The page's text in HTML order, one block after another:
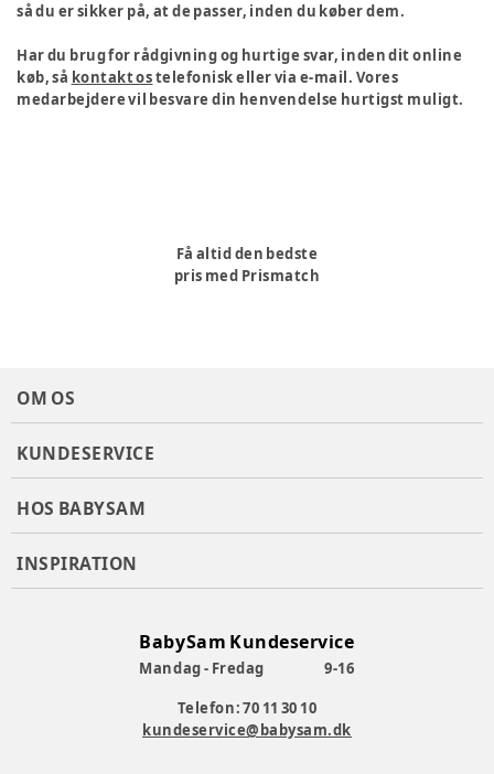
så du er sikker på, at de passer, inden du køber dem.
Har du brug for rådgivning og hurtige svar, inden dit online
køb, så kontakt ostelefonisk eller via e-mail. Vores
medarbejdere vil besvare din henvendelse hurtigst muligt.
Få altid den bedste
pris med Prismatch
OM OS
KUNDESERVICE
HOS BABYSAM
INSPIRATION
BabySam Kundeservice
Mandag - Fredag
9-16
Telefon: 70 11 30 10
kundeservice@babysam.dk